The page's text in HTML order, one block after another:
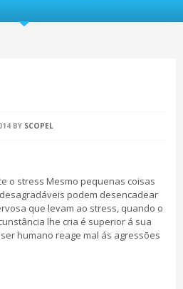
BY SCOPEL
o stress Mesmo pequenas coisas
podem desencadear
que levam ao stress, quando o
lhe cria é superior á sua
humano reage mal ás agressões